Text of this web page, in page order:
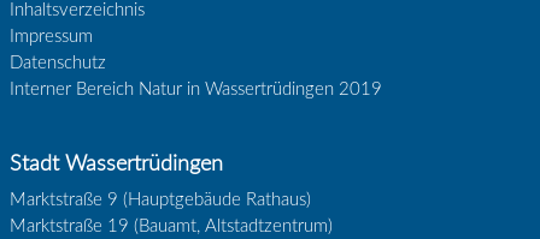
Inhaltsverzeichnis
Impressum
Datenschutz
Interner Bereich Natur in Wassertrüdingen 2019
Stadt Wassertrüdingen
Marktstraße 9 (Hauptgebäude Rathaus)
Marktstraße 19 (Bauamt, Altstadtzentrum)